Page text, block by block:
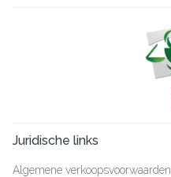
Juridische links
Algemene verkoopsvoorwaarden